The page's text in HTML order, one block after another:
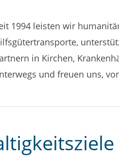
1994 leisten wir
in Kirchen,
und freuen uns,